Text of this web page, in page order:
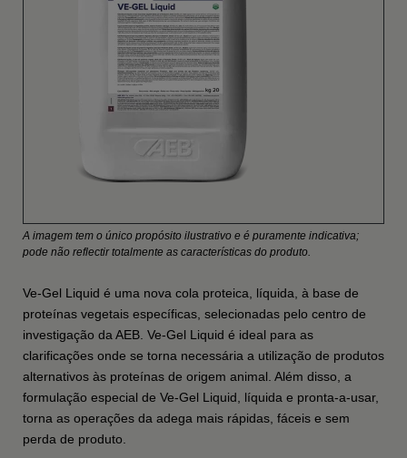
A imagem tem o único propósito ilustrativo e é puramente indicativa;
pode não reflectir totalmente as características do produto.
Ve-Gel Liquid é uma nova cola proteica, líquida, à base de
proteínas vegetais específicas, selecionadas pelo centro de
investigação da AEB. Ve-Gel Liquid é ideal para as
clarificações onde se torna necessária a utilização de produtos
alternativos às proteínas de origem animal. Além disso, a
formulação especial de Ve-Gel Liquid, líquida e pronta-a-usar,
torna as operações da adega mais rápidas, fáceis e sem
perda de produto.